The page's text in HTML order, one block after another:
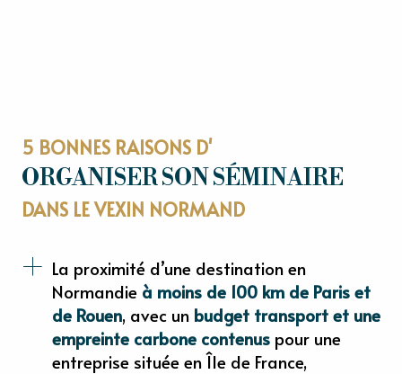
5 BONNES RAISONS D'
ORGANISER SON SÉMINAIRE
DANS LE VEXIN NORMAND
La proximité d’une destination en
Normandie à moins de 100 km de Paris et
de Rouen, avec un budget transport et une
empreinte carbone contenus pour une
entreprise située en Île de France,